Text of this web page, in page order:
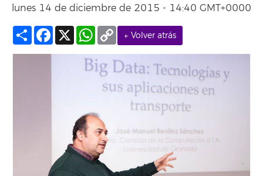
lunes 14 de diciembre de 2015 - 14:40 GMT+0000
← Volver atrás
Compartir
Facebook
X WhatsApp
Copy
Link